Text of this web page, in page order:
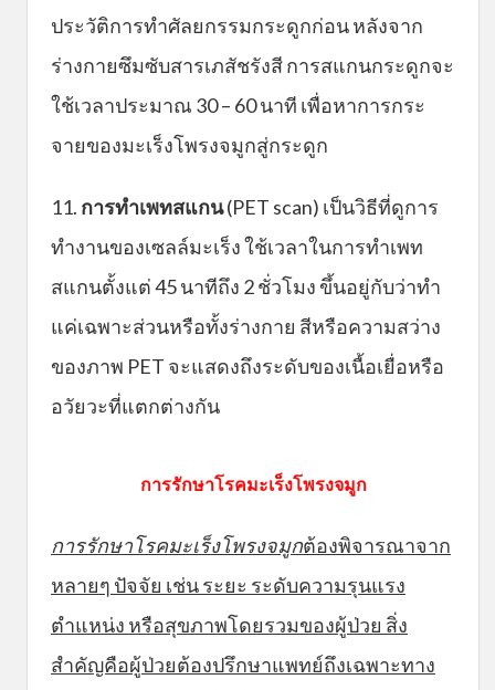
ประวัติการทำศัลยกรรมกระดูกก่อน หลังจาก
ร่างกายซึมซับสารเภสัชรังสี การสแกนกระดูกจะ
ใช้เวลาประมาณ 30 – 60 นาที เพื่อหาการกระ
จายของมะเร็งโพรงจมูกสู่กระดูก
11. การทำเพทสแกน(PET scan) เป็นวิธีที่ดูการ
ทำงานของเซลล์มะเร็ง ใช้เวลาในการทำเพท
สแกนตั้งแต่ 45 นาทีถึง 2 ชั่วโมง ขึ้นอยู่กับว่าทำ
แค่เฉพาะส่วนหรือทั้งร่างกาย สีหรือความสว่าง
ของภาพ PET จะแสดงถึงระดับของเนื้อเยื่อหรือ
อวัยวะที่แตกต่างกัน
การรักษาโรคมะเร็งโพรงจมูก
การรักษาโรคมะเร็งโพรงจมูกต้องพิจารณาจาก
หลายๆ ปัจจัย เช่น ระยะ ระดับความรุนแรง
ตำแหน่ง หรือสุขภาพโดยรวมของผู้ป่วย สิ่ง
สำคัญคือผู้ป่วยต้องปรึกษาแพทย์ถึงเฉพาะทาง